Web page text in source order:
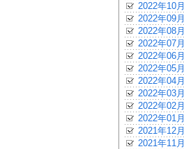
2022年10月
2022年09月
2022年08月
2022年07月
2022年06月
2022年05月
2022年04月
2022年03月
2022年02月
2022年01月
2021年12月
2021年11月